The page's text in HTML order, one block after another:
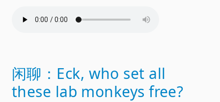
闲聊：Eck, who set all
these lab monkeys free?